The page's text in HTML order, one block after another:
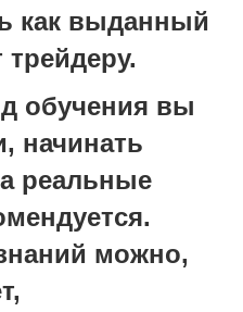
как выданный
обучения вы
начинать
реальные
можно,